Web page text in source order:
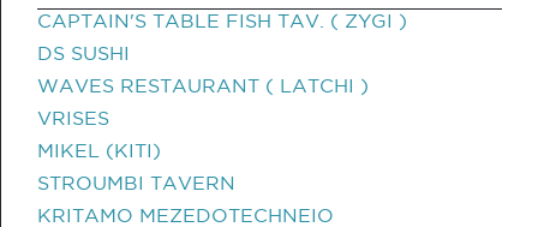
CAPTAIN'S TABLE FISH TAV. ( ZYGI )
DS SUSHI
WAVES RESTAURANT ( LATCHI )
VRISES
MIKEL (KITI)
STROUMBI TAVERN
KRITAMO MEZEDOTECHNEIO